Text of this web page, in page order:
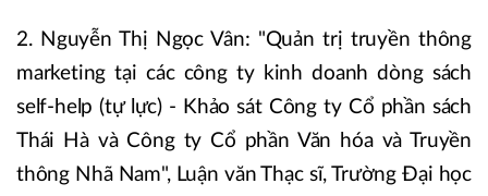
2. Nguyễn Thị Ngọc Vân: "Quản trị truyền thông
marketing tại các công ty kinh doanh dòng sách
self-help (tự lực) - Khảo sát Công ty Cổ phần sách
Thái Hà và Công ty Cổ phần Văn hóa và Truyền
thông Nhã Nam", Luận văn Thạc sĩ, Trường Đại học